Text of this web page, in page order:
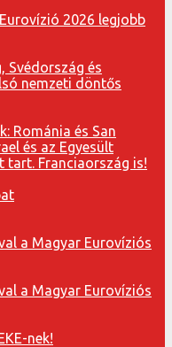
2026 legjobb
Svédország és
nemzeti döntős
Románia és San
és az Egyesült
tart. Franciaország is!
a Magyar Eurovíziós
a Magyar Eurovíziós
nek!